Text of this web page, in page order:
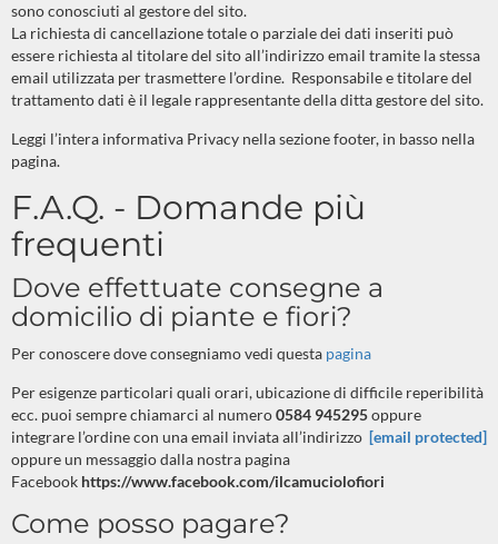
sono conosciuti al gestore del sito.
La richiesta di cancellazione totale o parziale dei dati inseriti può
essere richiesta al titolare del sito all’indirizzo email tramite la stessa
email utilizzata per trasmettere l’ordine. Responsabile e titolare del
trattamento dati è il legale rappresentante della ditta gestore del sito.
Leggi l’intera informativa Privacy nella sezione footer, in basso nella
pagina.
F.A.Q. - Domande più
frequenti
Dove effettuate consegne a
domicilio di piante e fiori?
Per conoscere dove consegniamo vedi questa pagina
Per esigenze particolari quali orari, ubicazione di difficile reperibilità
ecc. puoi sempre chiamarci al numero0584 945295oppure
integrare l’ordine con una email inviata all’indirizzo [email protected]
oppure un messaggio dalla nostra pagina
Facebook https://www.facebook.com/ilcamuciolofiori
Come posso pagare?